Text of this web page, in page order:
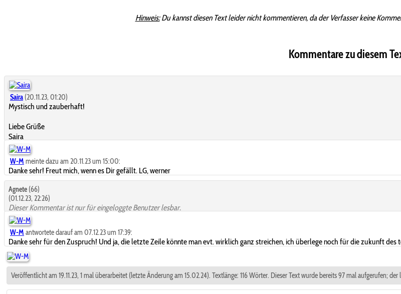
Hinweis:Du kannst diesen Text leider nicht kommentieren, da der Verfasser keine
Kommentare zu diesem
Saira (20.11.23, 01:20)
Mystisch und zauberhaft!
Liebe Grüße
Saira
W-M meinte dazu am 20.11.23 um 15:00:
Danke sehr! Freut mich, wenn es Dir gefällt. LG, werner
Agnete (66)
(01.12.23, 22:26)
Dieser Kommentar ist nur für eingeloggte Benutzer lesbar.
W-M antwortete darauf am 07.12.23 um 17:39:
Danke sehr für den Zuspruch! Und ja, die letzte Zeile könnte man evt. wirklich ganz streichen, ich überlege noch für die zukunft
Veröffentlicht am 19.11.23, 1 mal überarbeitet (letzte Änderung am 15.02.24). Textlänge: 116 Wörter. Dieser Text wurde bereits 97 mal aufgerufen;